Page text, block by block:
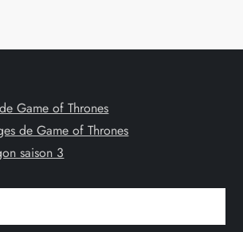
Game of Thrones
de Game of Thrones
saison 3